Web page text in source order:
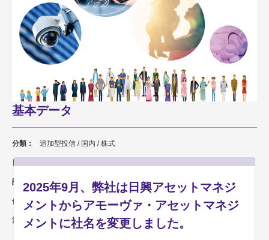
基本データ
分類： 追加型投信 / 国内 / 株式
日経新聞掲載名：
設定日： 2016年8月24日
信託期間： 2022年10月18日まで
決算日： 毎年8月12日 休業日の場合は翌営業日
2025年9月、弊社は日興アセットマネジ
メントからアモーヴァ・アセットマネジ
メントに社名を変更しました。